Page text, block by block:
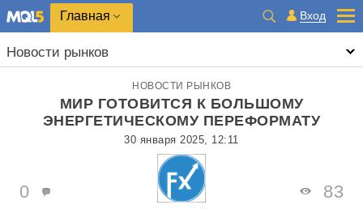
Главная Вход
Новости рынков
НОВОСТИ РЫНКОВ
МИР ГОТОВИТСЯ К БОЛЬШОМУ
ЭНЕРГЕТИЧЕСКОМУ ПЕРЕФОРМАТУ
30 января 2025, 12:11
0 83